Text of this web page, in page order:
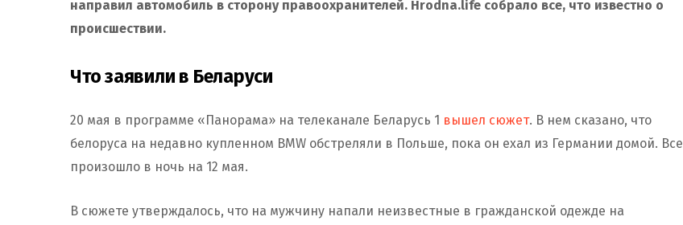
направил автомобиль в сторону правоохранителей. Hrodna.life собрало все, что известно о
происшествии.
Что заявили в Беларуси
20 мая в программе «Панорама» на телеканале Беларусь 1 вышел сюжет. В нем сказано, что
белоруса на недавно купленном BMW обстреляли в Польше, пока он ехал из Германии домой. Все
произошло в ночь на 12 мая.
В сюжете утверждалось, что на мужчину напали неизвестные в гражданской одежде на